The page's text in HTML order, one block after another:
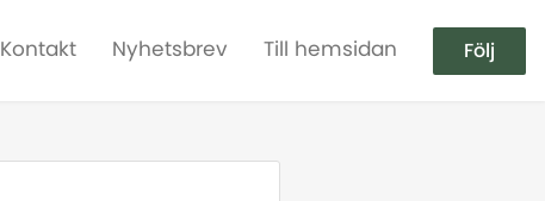
Kontakt Nyhetsbrev Till hemsidan Följ